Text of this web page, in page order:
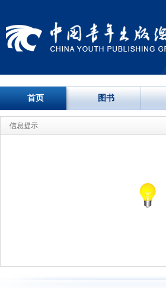
首页 图书
信息提示